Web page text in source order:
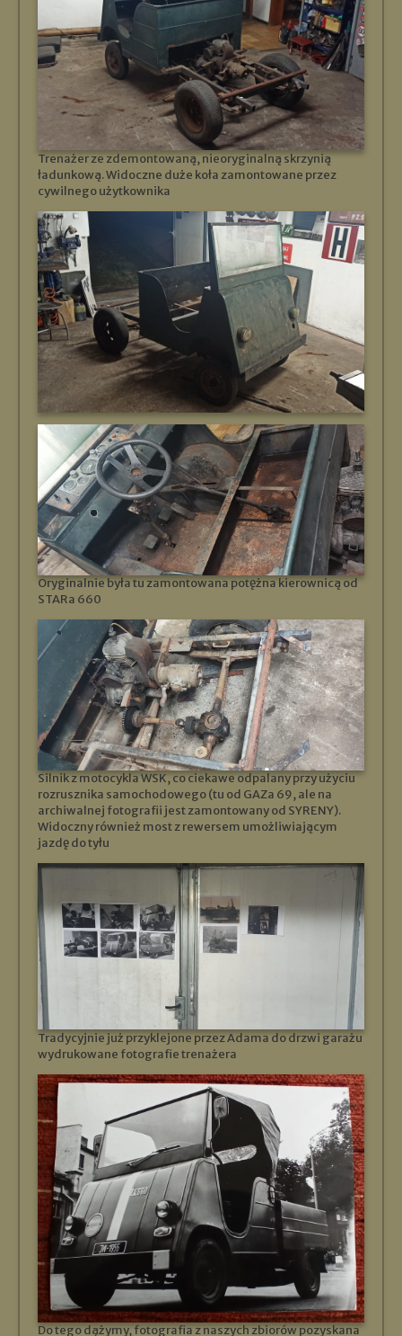
Trenażer ze zdemontowaną, nieoryginalną skrzynią
ładunkową. Widoczne duże koła zamontowane przez
cywilnego użytkownika
Oryginalnie była tu zamontowana potężna kierownicą od
STARa 660
Silnik z motocykla WSK, co ciekawe odpalany przy użyciu
rozrusznika samochodowego (tu od GAZa 69, ale na
archiwalnej fotografii jest zamontowany od SYRENY).
Widoczny również most z rewersem umożliwiającym
jazdę do tyłu
Tradycyjnie już przyklejone przez Adama do drzwi garażu
wydrukowane fotografie trenażera
Do tego dążymy, fotografia z naszych zbiorów pozyskana